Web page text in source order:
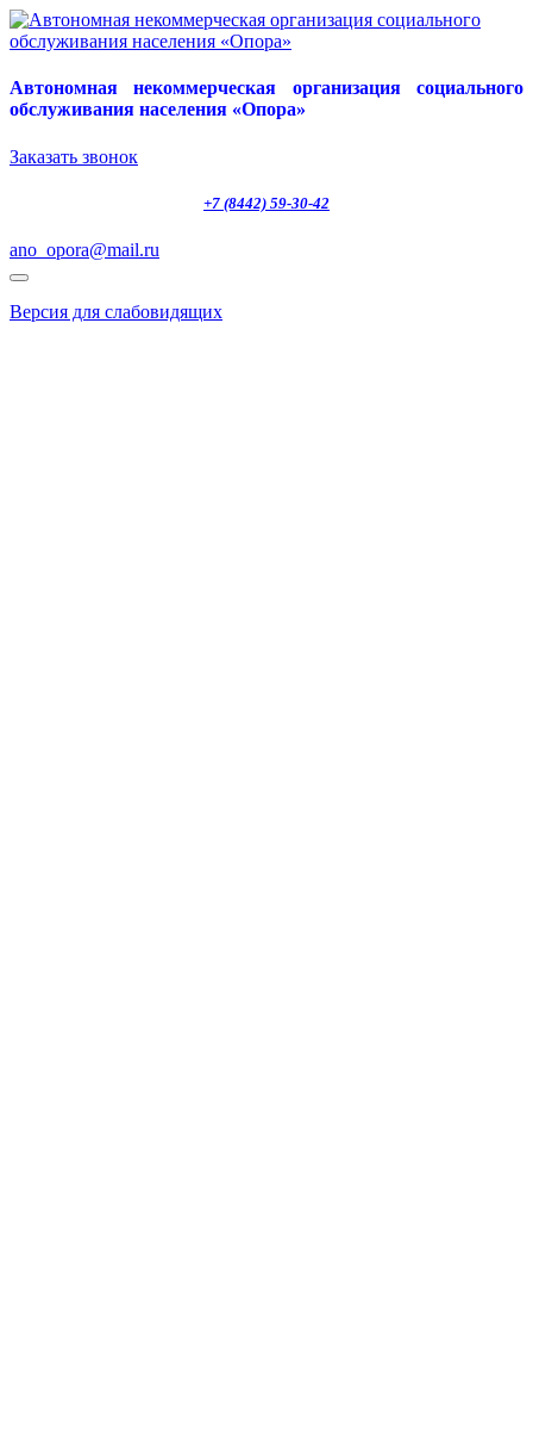
Автономная некоммерческая организация социального
обслуживания населения «Опора»
Заказать звонок
+7 (8442) 59-30-42
ano_opora@mail.ru
Версия для слабовидящих